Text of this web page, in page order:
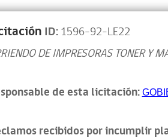
ID:1596-92-LE22
DE IMPRESORAS TONER Y
de esta licitación:
recibidos por incumplir